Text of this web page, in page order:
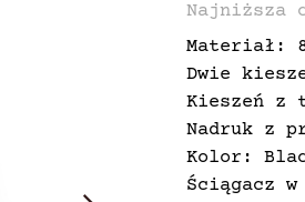
Najniższa
Materiał:
Dwie
Kieszeń z
Nadruk z
Kolor:
Ściągacz